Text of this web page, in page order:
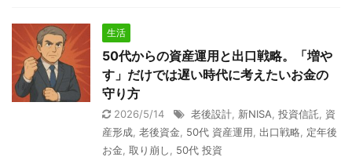
生活
50代からの資産運用と出口戦略。「増や
す」だけでは遅い時代に考えたいお金の
守り方
2026/5/14 老後設計 新NISA 投資信託
資
産形成 老後資金 50代 資産運用 出口戦略
定年後
お金 取り崩し 50代 投資